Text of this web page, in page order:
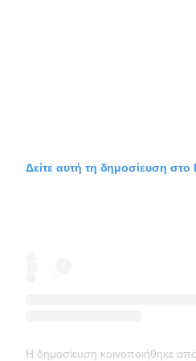
Δείτε αυτή τη δημοσίευση
Η δημοσίευση κοινοποιήθηκε